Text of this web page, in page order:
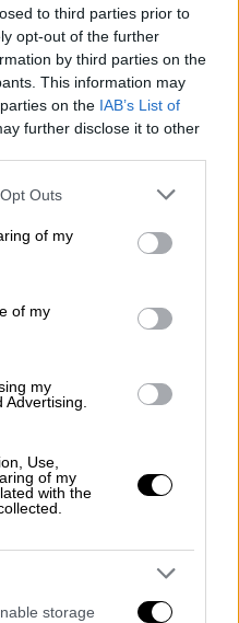
to third parties prior to
opt-out of the further
by third parties on the
This information may
on the IAB’s List of
further disclose it to other
uses one or more Google
You may click to
and its third-party tags to
purposes in below Google
Outs
of my
of my
my
Use,
of my
with the
storage
τα σχολεία
- Κλείνουν